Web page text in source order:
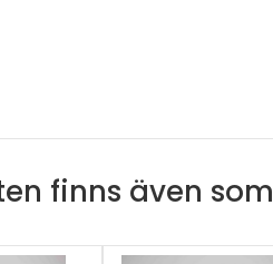
finns även som